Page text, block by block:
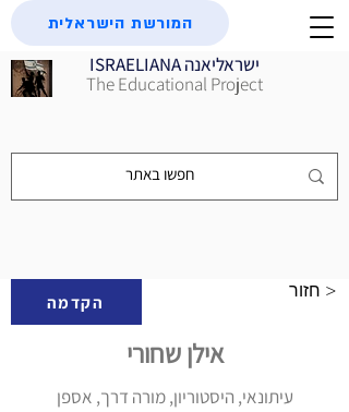
ISRAELIANA ישראליאנה
The Educational Project
המורשת הישראלית
הקדמה
חזור >
אילן שחורי
עיתונאי, היסטוריון, מורה דרך, אספן